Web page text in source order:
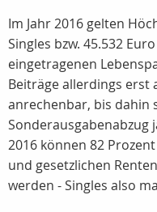
Im Jahr 2016 gelten
Singles bzw. 45.532
eingetragenen
Beiträge allerdings erst
anrechenbar, bis dahin
Sonderausgabenabzug
2016 können 82
und gesetzlichen
werden - Singles also